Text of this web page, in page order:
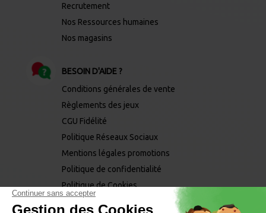
Recrutement
Nos Ressources humaines
Nos magasins
BESOIN D'AIDE ?
Conditions générales de vente
Règlements des jeux
CGU Fidélité
Politique Réseaux Sociaux
Mentions légales promotions
Politique de confidentialité
Politique de Cookies